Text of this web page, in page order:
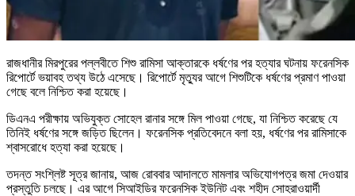
রাজধানীর মিরপুরের পল্লবীতে শিশু রামিসা আক্তারকে ধর্ষণের পর হত্যার ঘটনায় ফরেনসিক
রিপোর্টে ভয়াবহ তথ্য উঠে এসেছে। রিপোর্টে মৃত্যুর আগে শিশুটিকে ধর্ষণের প্রমাণ পাওয়া
গেছে বলে নিশ্চিত করা হয়েছে।
ডিএনএ পরীক্ষায় অভিযুক্ত সোহেল রানার সঙ্গে মিল পাওয়া গেছে, যা নিশ্চিত করেছে যে
তিনিই ধর্ষণের সঙ্গে জড়িত ছিলেন। ফরেনসিক প্রতিবেদনে বলা হয়, ধর্ষণের পর রামিসাকে
শ্বাসরোধে হত্যা করা হয়েছে।
তদন্ত সংশ্লিষ্ট সূত্র জানায়, আজ রোববার আদালতে মামলার অভিযোগপত্র জমা দেওয়ার
প্রস্তুতি চলছে। এর আগে সিআইডির ফরেনসিক ইউনিট এবং শহীদ সোহরাওয়ার্দী